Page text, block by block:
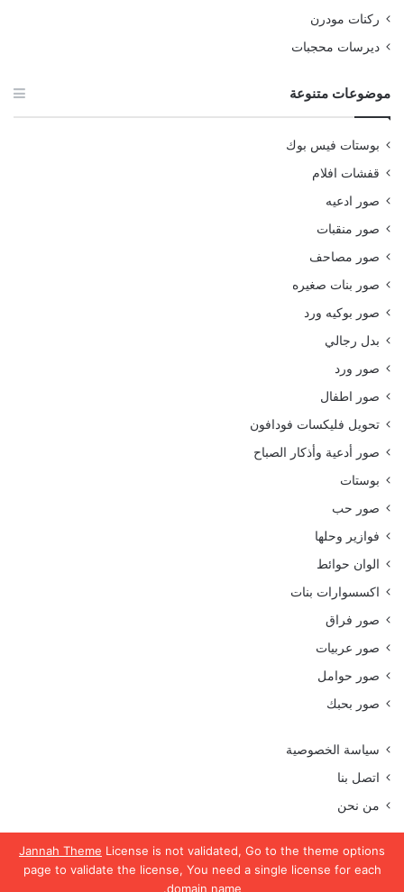
Jannah Theme License is not validated, Go to the theme options
page to validate the license, You need a single license for each
domain name.
ركنات مودرن
ديرسات محجبات
موضوعات متنوعة
بوستات فيس بوك
قفشات افلام
صور ادعيه
صور منقبات
صور مصاحف
صور بنات صغيره
صور بوكيه ورد
بدل رجالي
صور ورد
صور اطفال
تحويل فليكسات فودافون
صور أدعية وأذكار الصباح
بوستات
صور حب
فوازير وحلها
الوان حوائط
اكسسوارات بنات
صور فراق
صور عربيات
صور حوامل
صور بحبك
سياسة الخصوصية
اتصل بنا
من نحن
جميع الحقوق محفوظة موقع رمسة عرب 2023